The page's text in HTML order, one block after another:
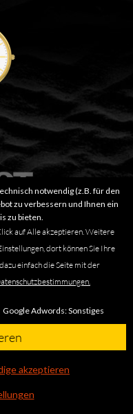
notwendig (z.B. für den
zu verbessern und Ihnen ein
zu bieten.
auf Alle akzeptieren. Weitere
dort können Sie Ihre
einfach die Seite mit der
Google Adwords:Sonstiges
akzeptieren